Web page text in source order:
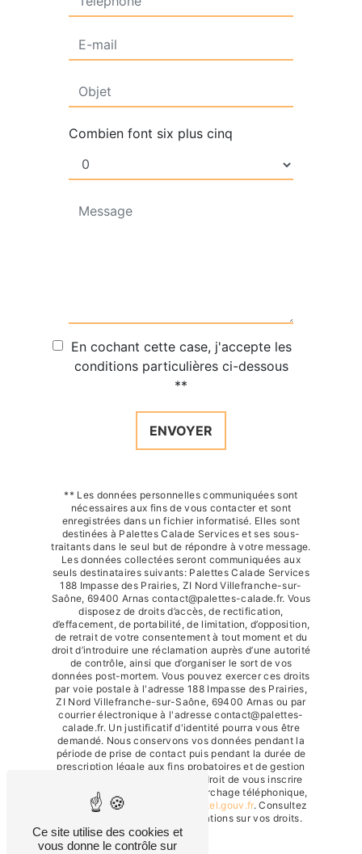
Combien font six plus cinq
En cochant cette case, j'accepte les
conditions particulières ci-dessous
**
ENVOYER
** Les données personnelles communiquées sont
nécessaires aux fins de vous contacter et sont
enregistrées dans un fichier informatisé. Elles sont
destinées à Palettes Calade Services et ses sous-
traitants dans le seul but de répondre à votre message.
Les données collectées seront communiquées aux
seuls destinataires suivants: Palettes Calade Services
188 Impasse des Prairies, ZI Nord Villefranche-sur-
Saône, 69400 Arnas contact@palettes-calade.fr. Vous
disposez de droits d’accès, de rectification,
d’effacement, de portabilité, de limitation, d’opposition,
de retrait de votre consentement à tout moment et du
droit d’introduire une réclamation auprès d’une autorité
de contrôle, ainsi que d’organiser le sort de vos
données post-mortem. Vous pouvez exercer ces droits
par voie postale à l'adresse 188 Impasse des Prairies,
ZI Nord Villefranche-sur-Saône, 69400 Arnas ou par
courrier électronique à l'adresse contact@palettes-
calade.fr. Un justificatif d'identité pourra vous être
demandé. Nous conservons vos données pendant la
période de prise de contact puis pendant la durée de
prescription légale aux fins probatoires et de gestion
des contentieux. Vous avez le droit de vous inscrire
sur la liste d'opposition au démarchage téléphonique,
disponible à cette adresse:
Bloctel.gouv.fr. Consultez
le site cnil.fr pour plus d’informations sur vos droits.
Ce site utilise des cookies et
vous donne le contrôle sur